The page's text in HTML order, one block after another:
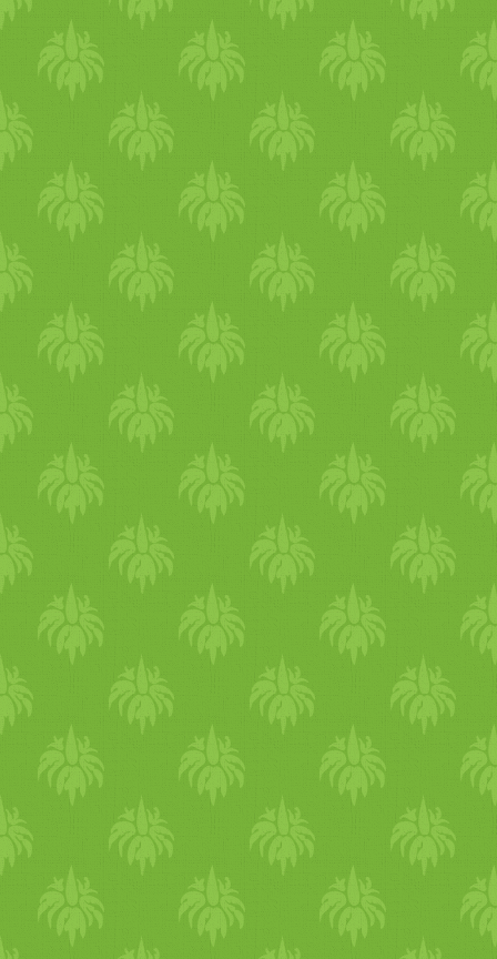
igyál hideg italokat se, mert
csak erősebben fogsz
Életmód Mivel a pitta
egyensúlyzavarhoz
a túl sok tevékenység, ezért
figyelj a pihenés és a
tevékenységek megfelelő
arányára. Kerüld a fizikai és
szellemi túlterhelést (tv,
hangos zene), a
túlhajszoltságot. Alakíts ki
rendszeres szokásokat és ne
legyen túl szoros a
napirended, legyen elegendő
szabadidőd. Szánj időt az
idegrendszered és a